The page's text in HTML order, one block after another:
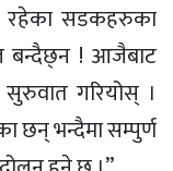
रहेका सडकहरुका
बन्दैछ्न ! आजैबाट
सुरुवात गरियोस् ।
छन् भन्दैमा सम्पुर्ण